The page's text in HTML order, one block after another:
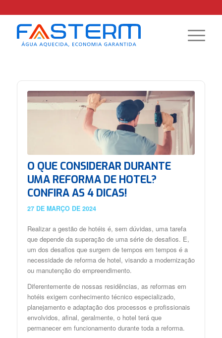
O QUE CONSIDERAR DURANTE
UMA REFORMA DE HOTEL?
CONFIRA AS 4 DICAS!
27 DE MARÇO DE 2024
Realizar a gestão de hotéis é, sem dúvidas, uma tarefa
que depende da superação de uma série de desafios. E,
um dos desafios que surgem de tempos em tempos é a
necessidade de reforma de hotel, visando a modernização
ou manutenção do empreendimento.
Diferentemente de nossas residências, as reformas em
hotéis exigem conhecimento técnico especializado,
planejamento e adaptação dos processos e profissionais
envolvidos, afinal, geralmente, o hotel terá que
permanecer em funcionamento durante toda a reforma.